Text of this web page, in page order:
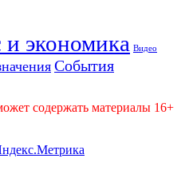
и экономика Видео
События
содержать материалы 16+